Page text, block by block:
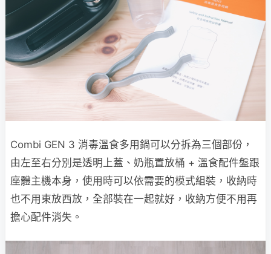
Combi GEN 3 消毒溫食多用鍋可以分拆為三個部份，
由左至右分別是透明上蓋、奶瓶置放桶 + 溫食配件盤跟
座體主機本身，使用時可以依需要的模式組裝，收納時
也不用東放西放，全部裝在一起就好，收納方便不用再
擔心配件消失。